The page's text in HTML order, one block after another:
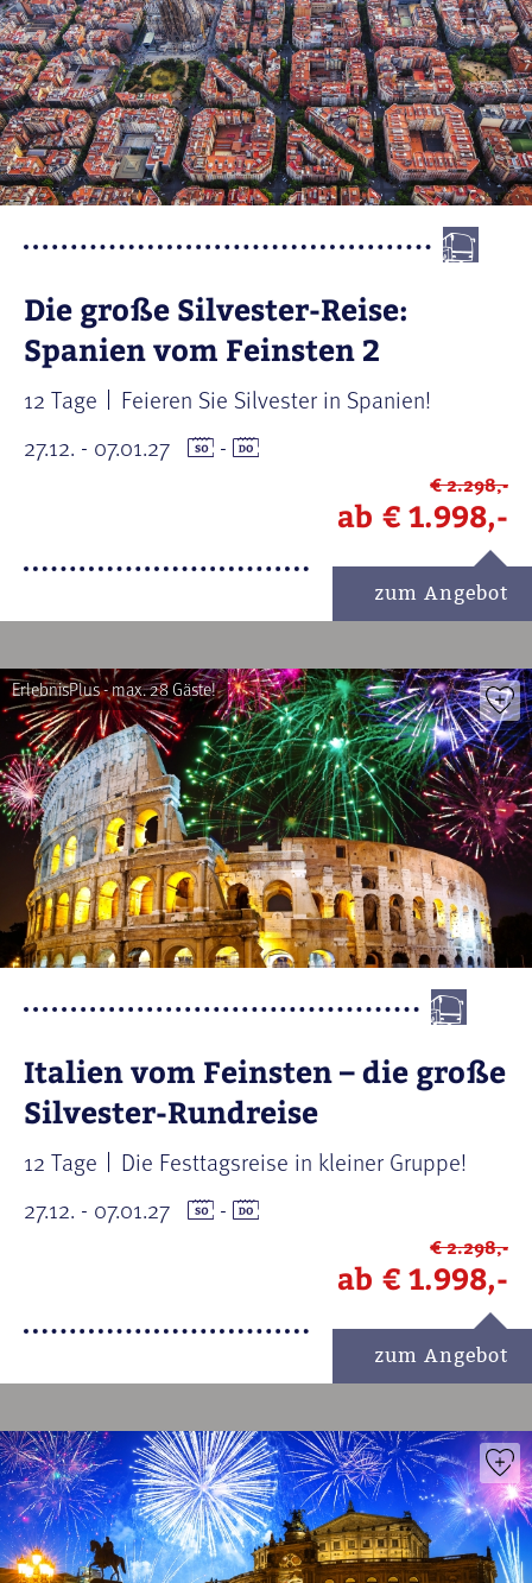
Die große Silvester-Reise:
Spanien vom Feinsten 2
12 Tage
Feieren Sie Silvester in Spanien!
27.12. - 07.01.27
-
€ 2.298,-
ab € 1.998,-
zum Angebot
ErlebnisPlus - max. 28 Gäste!
Italien vom Feinsten – die große
Silvester-Rundreise
12 Tage
Die Festtagsreise in kleiner Gruppe!
27.12. - 07.01.27
-
€ 2.298,-
ab € 1.998,-
zum Angebot